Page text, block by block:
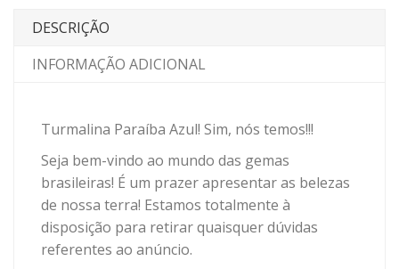
DESCRIÇÃO
INFORMAÇÃO ADICIONAL
Turmalina Paraíba Azul! Sim, nós temos!!!
Seja bem-vindo ao mundo das gemas
brasileiras! É um prazer apresentar as belezas
de nossa terra! Estamos totalmente à
disposição para retirar quaisquer dúvidas
referentes ao anúncio.